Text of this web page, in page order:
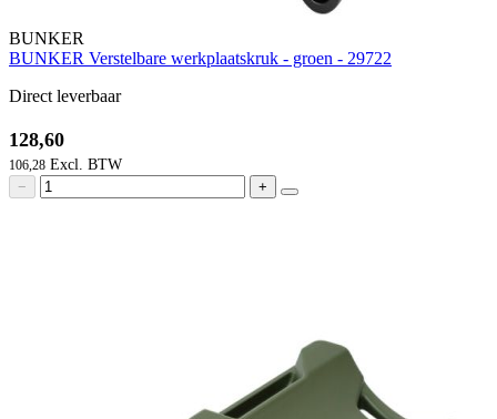
BUNKER
BUNKER Verstelbare werkplaatskruk - groen - 29722
Direct leverbaar
128,60
106,28
− +